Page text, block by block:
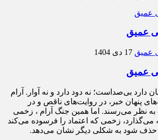
عمیق
17 دی 1404
عمیق
دارد بی‌صداست؛ نه دود دارد و نه آوار. آرام
پنهان خبر، در روایت‌های ناقص و در
به نظر می‌رسند. اما همین جنگ آرام ، زخمی
می‌گذارد، زخمی که اعتماد را فرسوده می‌کند
حذف شود به شکلی دیگر نشان می‌دهد.